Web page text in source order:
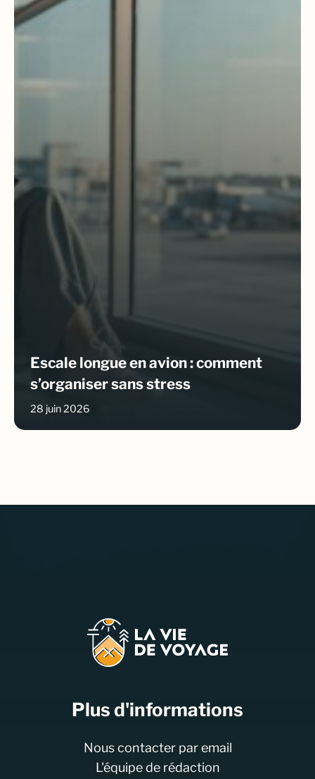
Escale longue en avion : comment
s’organiser sans stress
28 juin 2026
Plus d'informations
Nous contacter par email
L'équipe de rédaction